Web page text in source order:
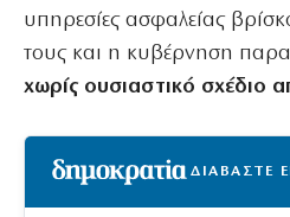
υπηρεσίες ασφαλείας
τους και η κυβέρνηση
χωρίς ουσιαστικό σχέδιο
ΔΙΑΒΑΣΤΕ